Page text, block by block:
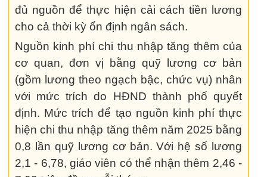
đủ nguồn để thực hiện cải cách tiền lương
cho cả thời kỳ ổn định ngân sách.
Nguồn kinh phí chi thu nhập tăng thêm của
cơ quan, đơn vị bằng quỹ lương cơ bản
(gồm lương theo ngạch bậc, chức vụ) nhân
với mức trích do HĐND thành phố quyết
định. Mức trích để tạo nguồn kinh phí thực
hiện chi thu nhập tăng thêm năm 2025 bằng
0,8 lần quỹ lương cơ bản. Với hệ số lương
2,1 - 6,78, giáo viên có thể nhận thêm 2,46 -